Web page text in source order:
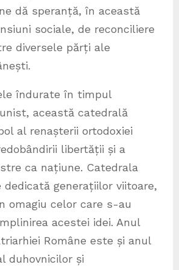
dă speranță, în această
sociale, de reconciliere
diversele părți ale
îndurate în timpul
această catedrală
al renașterii ortodoxiei
libertății și a
ca națiune. Catedrala
dedicată generațiilor viitoare,
omagiu celor care s-au
acestei idei. Anul
Române este și anul
duhovnicilor și